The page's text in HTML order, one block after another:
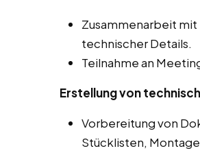
Zusammenarbeit mit
technischer Details.
Teilnahme an
Erstellung von
Vorbereitung von
Stücklisten,